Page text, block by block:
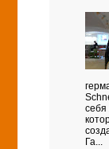
себя
Га...